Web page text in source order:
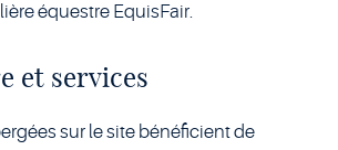
équestre EquisFair.
et services
sur le site bénéficient de